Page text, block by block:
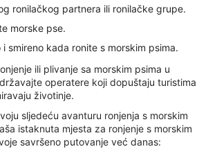
ronilačkog partnera ili ronilačke grupe.
morske pse.
smireno kada ronite s morskim psima.
ili plivanje sa morskim psima u
operatere koji dopuštaju turistima
životinje.
sljedeću avanturu ronjenja s morskim
istaknuta mjesta za ronjenje s morskim
savršeno putovanje već danas: